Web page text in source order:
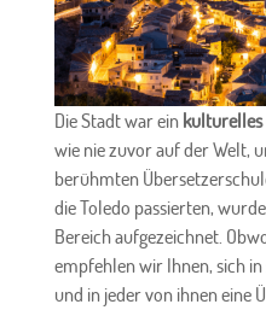
Die Stadt war ein kulturelles
wie nie zuvor auf der Welt,
berühmten
die Toledo passierten,
Bereich aufgezeichnet.
empfehlen wir Ihnen, sich
und in jeder von ihnen eine